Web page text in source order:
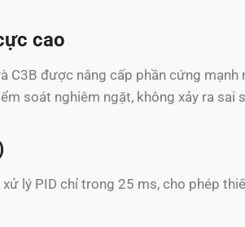
cao
được nâng cấp phần cứng
soát nghiêm ngặt, không xảy ra sai
lý PID chỉ trong 25 ms, cho phép